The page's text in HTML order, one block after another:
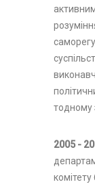
тодному
2005 -